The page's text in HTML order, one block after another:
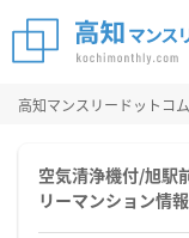
高知マンスリードットコム
空気清浄機付/旭駅
リーマンション情報